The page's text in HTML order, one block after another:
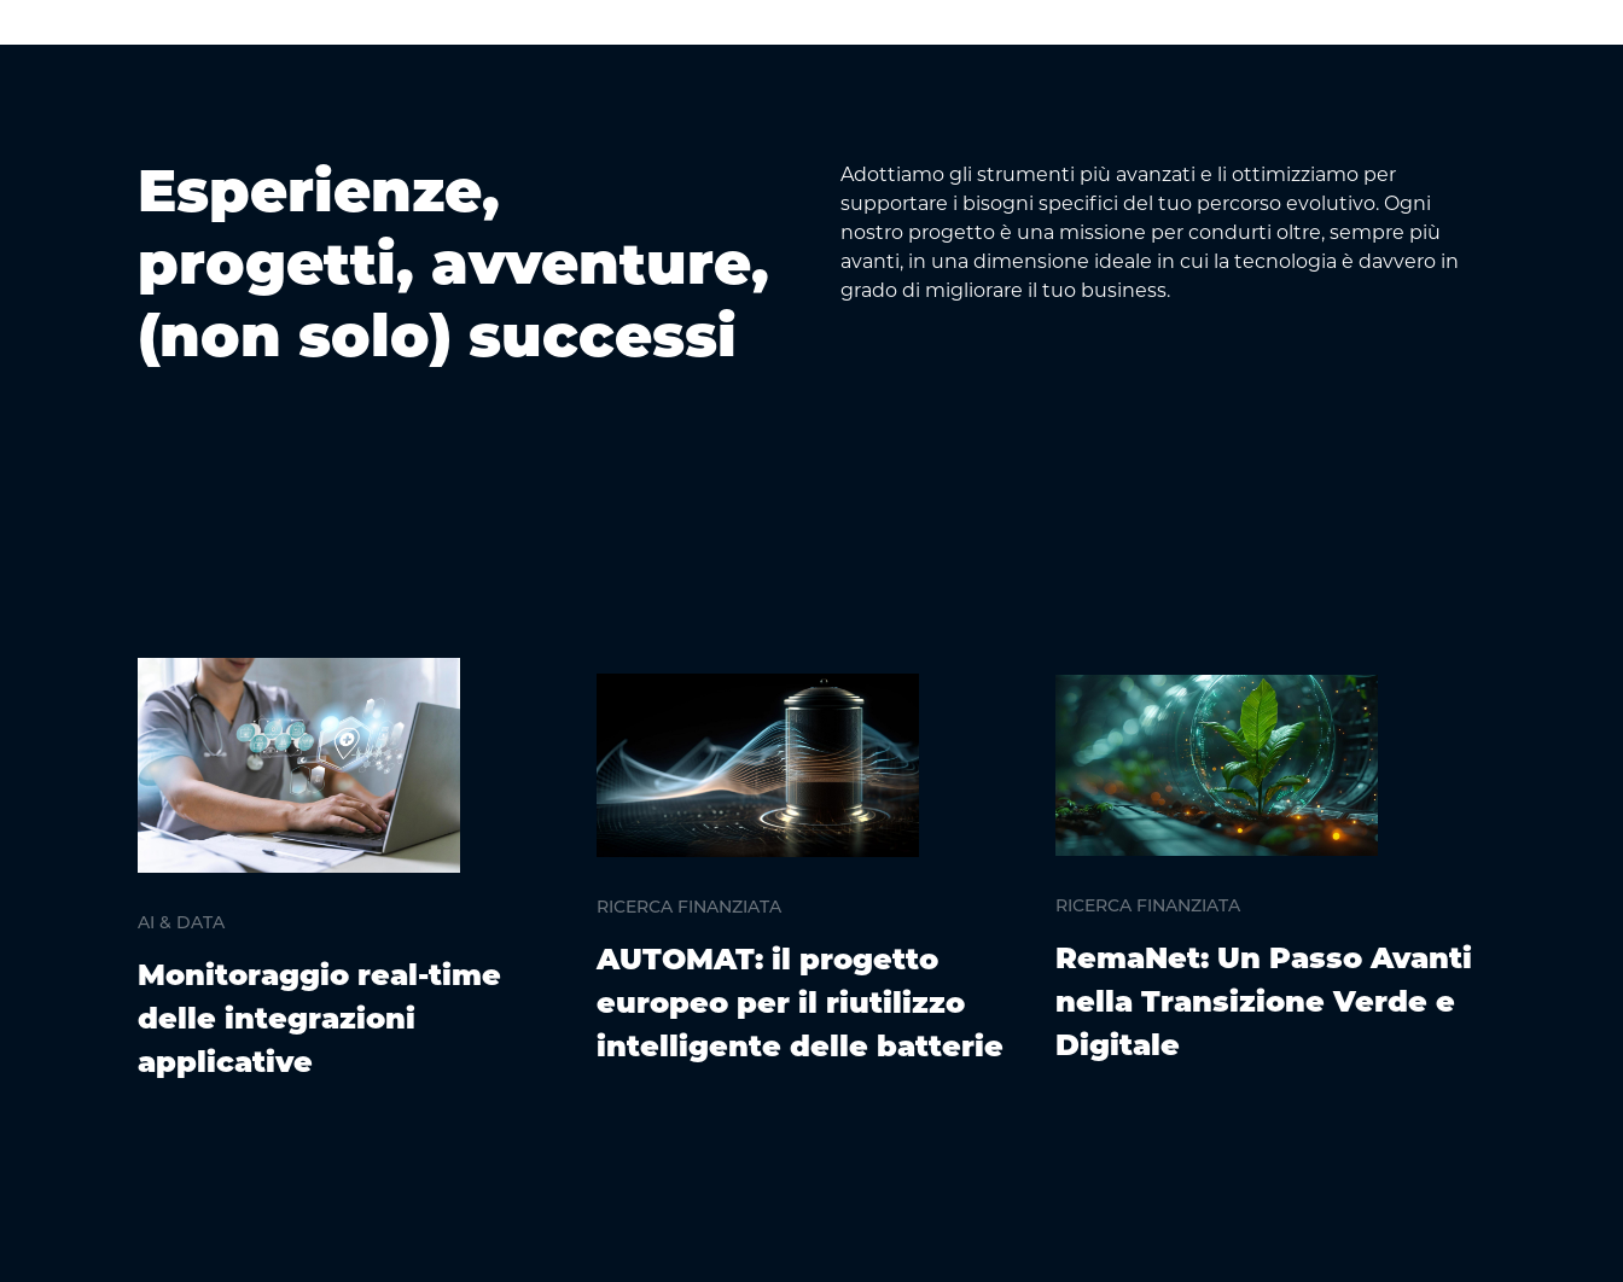
Esperienze,
progetti, avventure,
(non solo) successi
Adottiamo gli strumenti più avanzati e li ottimizziamo per
supportare i bisogni specifici del tuo percorso evolutivo. Ogni
nostro progetto è una missione per condurti oltre, sempre più
avanti, in una dimensione ideale in cui la tecnologia è davvero in
grado di migliorare il tuo business.
AI & DATA
Monitoraggio real-time
delle integrazioni
applicative
RICERCA FINANZIATA
AUTOMAT: il progetto
europeo per il riutilizzo
intelligente delle batterie
RICERCA FINANZIATA
RemaNet: Un Passo Avanti
nella Transizione Verde e
Digitale